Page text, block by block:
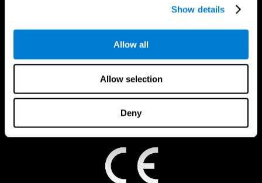
Show details
Allow all
Allow selection
Deny